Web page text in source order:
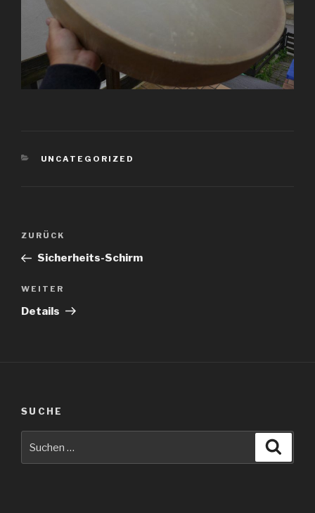
KATEGORIEN
UNCATEGORIZED
Beitragsnavigation
Vorheriger
Beitrag
ZURÜCK
Sicherheits-Schirm
Nächster
Beitrag
WEITER
Details
SUCHE
nach: